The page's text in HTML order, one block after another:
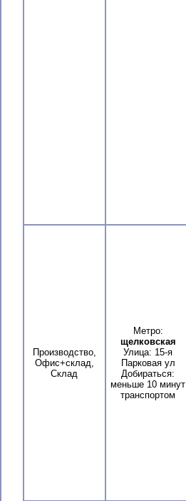
Производство,
Офис+склад,
Склад
Метро:
щелковская
Улица: 15-я
Парковая ул
Добираться:
меньше 10 минут
транспортом